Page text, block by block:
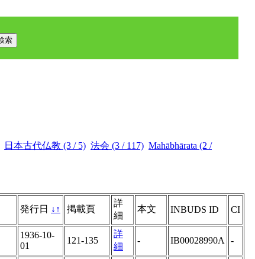
日本古代仏教 (3 / 5) 法会 (3 / 117) Mahābhārata (2 /
発行日 ↓ ↑ 掲載頁
詳
細
本文 INBUDS ID CI
1936-10-
01
121-135
詳
細
- IB00028990A -